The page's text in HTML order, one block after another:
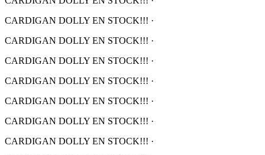
CARDIGAN DOLLY EN STOCK!!! ·
CARDIGAN DOLLY EN STOCK!!! ·
CARDIGAN DOLLY EN STOCK!!! ·
CARDIGAN DOLLY EN STOCK!!! ·
CARDIGAN DOLLY EN STOCK!!! ·
CARDIGAN DOLLY EN STOCK!!! ·
CARDIGAN DOLLY EN STOCK!!! ·